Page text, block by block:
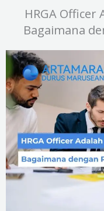
HRGA Officer
Bagaimana